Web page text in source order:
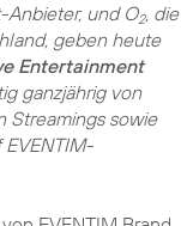
und O2, die
geben heute
Entertainment
ganzjährig von
Streamings sowie